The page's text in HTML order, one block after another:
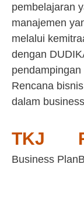
pembelajaran
manajemen
melalui
dengan
Rencana
dalam
TKJ
Business Plan